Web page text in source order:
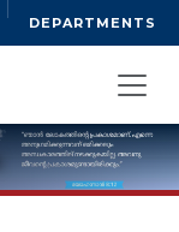
DEPARTMENTS